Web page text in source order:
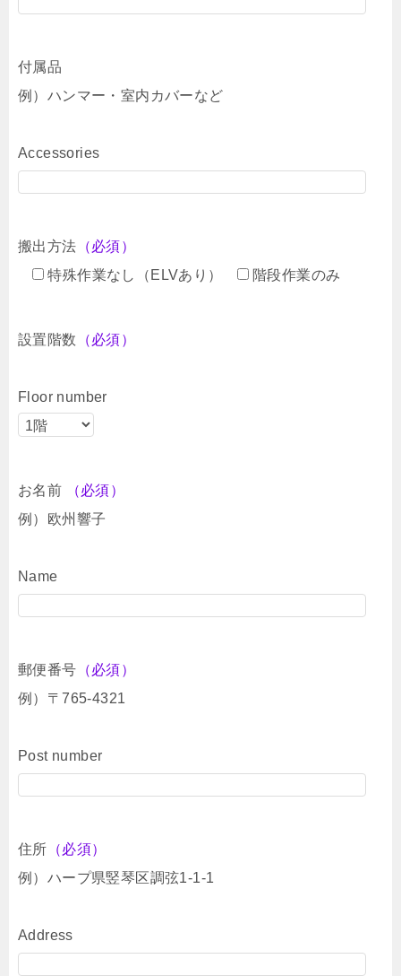
付属品
例）ハンマー・室内カバーなど
Accessories
搬出方法 （必須）
特殊作業なし（ELVあり）
階段作業のみ
設置階数 （必須）
Floor number
お名前
（必須）
例）欧州響子
Name
郵便番号 （必須）
例）〒765-4321
Post number
住所 （必須）
例）ハープ県竪琴区調弦1-1-1
Address